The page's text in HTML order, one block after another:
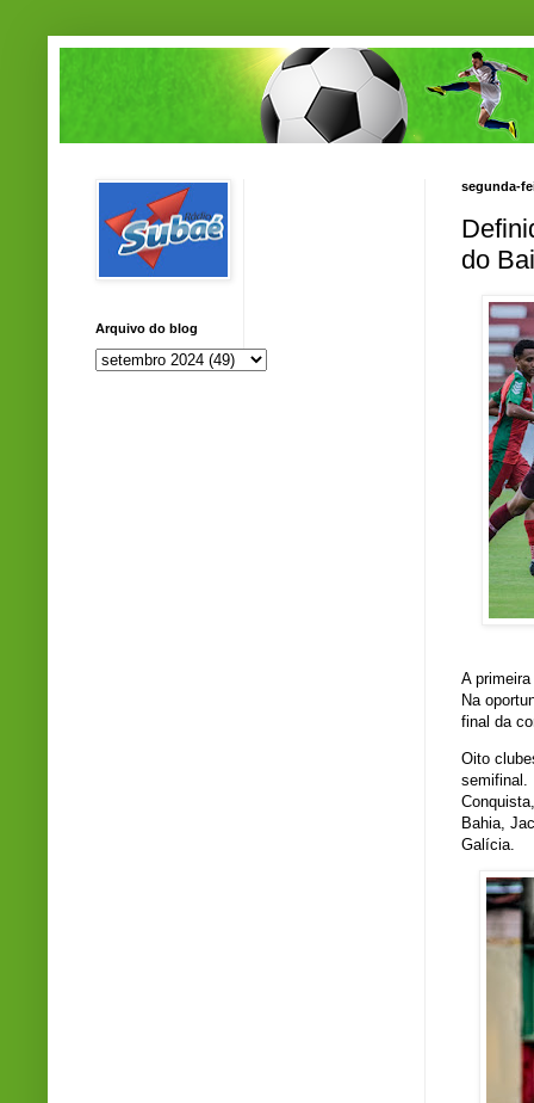
segunda-
do
A
Na
final da
Oito
semifinal.
Bahia,
Galícia.
Arquivo do blog